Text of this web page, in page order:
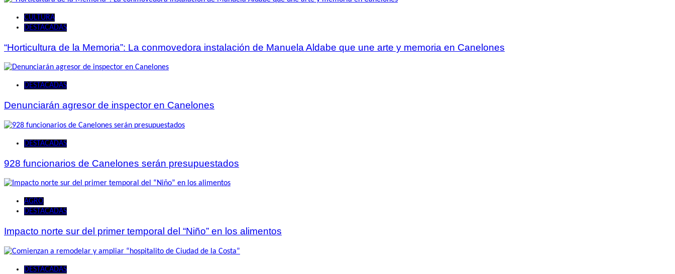
CULTURA
DESTACADAS
“Horticultura de la Memoria”: La conmovedora instalación de Manuela Aldabe que une arte y memoria en Canelones
DESTACADAS
Denunciarán agresor de inspector en Canelones
DESTACADAS
928 funcionarios de Canelones serán presupuestados
AGRO
DESTACADAS
Impacto norte sur del primer temporal del “Niño” en los alimentos
DESTACADAS